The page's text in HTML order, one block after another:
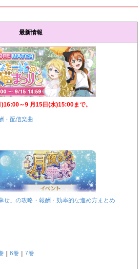
最新情報
～9 月15日(水)15:00まで。
・配信楽曲
せ」の攻略・報酬・効率的な進め方まとめ
｜6巻 ｜7巻